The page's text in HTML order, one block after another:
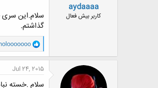
aydaaaa
کاربر بیش فعال
سلام.این سری
گذاشتم.
و
ا
ک
ش
Jul 24, 2015
سلام .خسته